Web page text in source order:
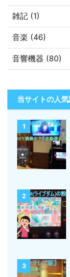
雑記 (1)
音楽 (46)
音響機器 (80)
当サイトの人
1
2
3